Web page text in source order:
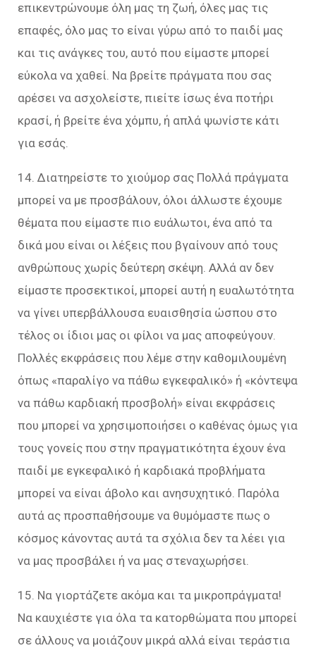
επικεντρώνουμε όλη μας τη ζωή, όλες μας τις
επαφές, όλο μας το είναι γύρω από το παιδί μας
και τις ανάγκες του, αυτό που είμαστε μπορεί
εύκολα να χαθεί. Να βρείτε πράγματα που σας
αρέσει να ασχολείστε, πιείτε ίσως ένα ποτήρι
κρασί, ή βρείτε ένα χόμπυ, ή απλά ψωνίστε κάτι
για εσάς.
14. Διατηρείστε το χιούμορ σας Πολλά πράγματα
μπορεί να με προσβάλουν, όλοι άλλωστε έχουμε
θέματα που είμαστε πιο ευάλωτοι, ένα από τα
δικά μου είναι οι λέξεις που βγαίνουν από τους
ανθρώπους χωρίς δεύτερη σκέψη. Αλλά αν δεν
είμαστε προσεκτικοί, μπορεί αυτή η ευαλωτότητα
να γίνει υπερβάλλουσα ευαισθησία ώσπου στο
τέλος οι ίδιοι μας οι φίλοι να μας αποφεύγουν.
Πολλές εκφράσεις που λέμε στην καθομιλουμένη
όπως «παραλίγο να πάθω εγκεφαλικό» ή «κόντεψα
να πάθω καρδιακή προσβολή» είναι εκφράσεις
που μπορεί να χρησιμοποιήσει ο καθένας όμως για
τους γονείς που στην πραγματικότητα έχουν ένα
παιδί με εγκεφαλικό ή καρδιακά προβλήματα
μπορεί να είναι άβολο και ανησυχητικό. Παρόλα
αυτά ας προσπαθήσουμε να θυμόμαστε πως ο
κόσμος κάνοντας αυτά τα σχόλια δεν τα λέει για
να μας προσβάλει ή να μας στεναχωρήσει.
15. Να γιορτάζετε ακόμα και τα μικροπράγματα!
Να καυχιέστε για όλα τα κατορθώματα που μπορεί
σε άλλους να μοιάζουν μικρά αλλά είναι τεράστια